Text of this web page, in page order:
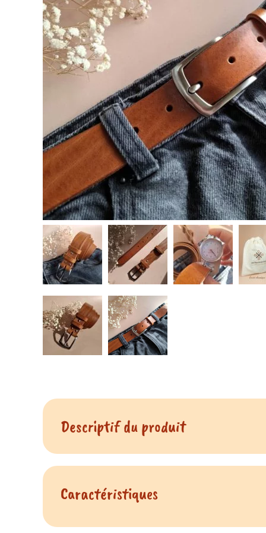
Descriptif du produit
Il y a des matières qui font leur effet en photo. Ce
Caractéristiques